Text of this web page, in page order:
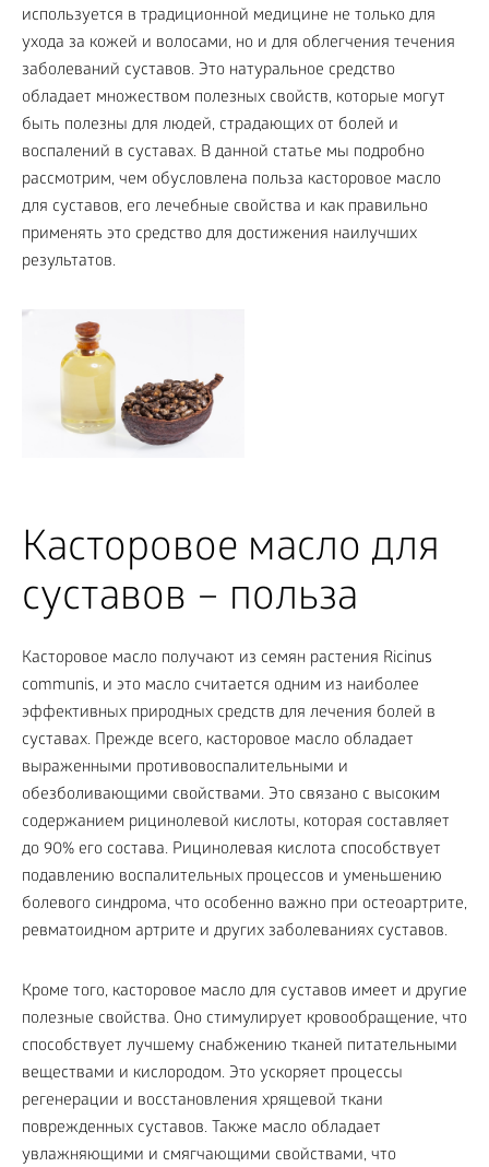
используется в традиционной медицине не только для
ухода за кожей и волосами, но и для облегчения течения
заболеваний суставов. Это натуральное средство
обладает множеством полезных свойств, которые могут
быть полезны для людей, страдающих от болей и
воспалений в суставах. В данной статье мы подробно
рассмотрим, чем обусловлена польза касторовое масло
для суставов, его лечебные свойства и как правильно
применять это средство для достижения наилучших
результатов.
Касторовое масло для
суставов – польза
Касторовое масло получают из семян растения Ricinus
communis, и это масло считается одним из наиболее
эффективных природных средств для лечения болей в
суставах. Прежде всего, касторовое масло обладает
выраженными противовоспалительными и
обезболивающими свойствами. Это связано с высоким
содержанием рицинолевой кислоты, которая составляет
до 90% его состава. Рицинолевая кислота способствует
подавлению воспалительных процессов и уменьшению
болевого синдрома, что особенно важно при остеоартрите,
ревматоидном артрите и других заболеваниях суставов.
Кроме того, касторовое масло для суставов имеет и другие
полезные свойства. Оно стимулирует кровообращение, что
способствует лучшему снабжению тканей питательными
веществами и кислородом. Это ускоряет процессы
регенерации и восстановления хрящевой ткани
поврежденных суставов. Также масло обладает
увлажняющими и смягчающими свойствами, что